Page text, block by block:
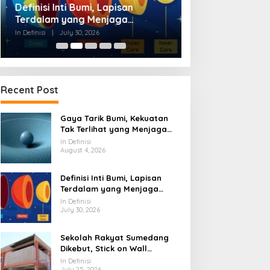
Definisi Inti Bumi, Lapisan
Terdalam yang Menjaga
Kehidupan Planet
In Definisi July 30, 2026
Recent Post
Gaya Tarik Bumi, Kekuatan
Tak Terlihat yang Menjaga
Kehidupan Tetap Berpijak
In Definisi
August 4, 2026
Definisi Inti Bumi, Lapisan
Terdalam yang Menjaga
Kehidupan Planet
In Definisi
July 30, 2026
Sekolah Rakyat Sumedang
Dikebut, Stick on Wall
Pangkas Waktu Finishing
In Definisi